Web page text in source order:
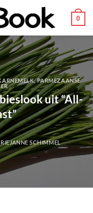
0
,PARMEZAANSE
uit “All-
RIEJANNE SCHIMMEL